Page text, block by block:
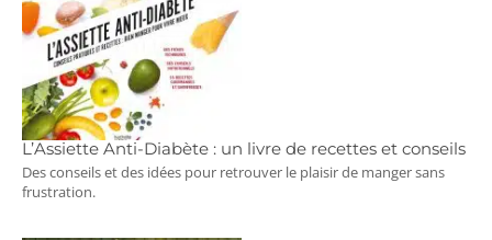
L’Assiette Anti-Diabète : un livre de recettes et conseils
Des conseils et des idées pour retrouver le plaisir de manger sans
frustration.